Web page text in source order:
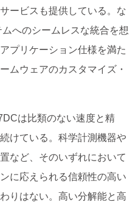
ービスも提供している。な
へのシームレスな統合を想
プリケーション仕様を満た
ムウェアのカスタマイズ・
は比類のない速度と精
けている。科学計測機器や
など、そのいずれにおいて
に応えられる信頼性の高い
りはない。高い分解能と高